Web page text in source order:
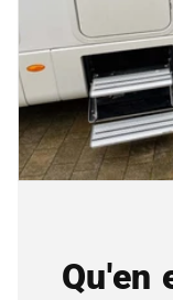
Qu'en